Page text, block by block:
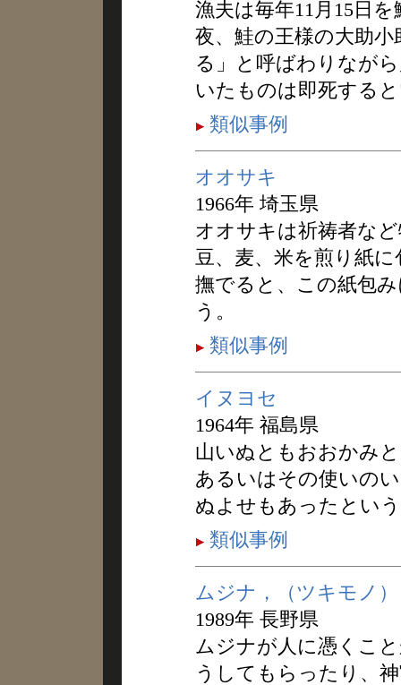
漁夫は毎年11月15日
夜、鮭の王様の大助
る」と呼ばわりなが
いたものは即死する
類似事例
オオサキ
1966年 埼玉県
オオサキは祈祷者な
豆、麦、米を煎り紙
撫でると、この紙包
う。
類似事例
イヌヨセ
1964年 福島県
山いぬともおおかみ
あるいはその使いの
ぬよせもあったとい
類似事例
ムジナ，（ツキモノ）
1989年 長野県
ムジナが人に憑くこ
うしてもらったり、